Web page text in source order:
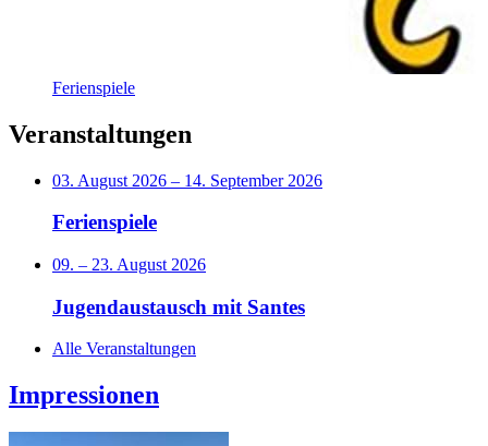
Ferienspiele
Veranstaltungen
03. August 2026 – 14. September 2026
Ferienspiele
09. – 23. August 2026
Jugendaustausch mit Santes
Alle Veranstaltungen
Impressionen